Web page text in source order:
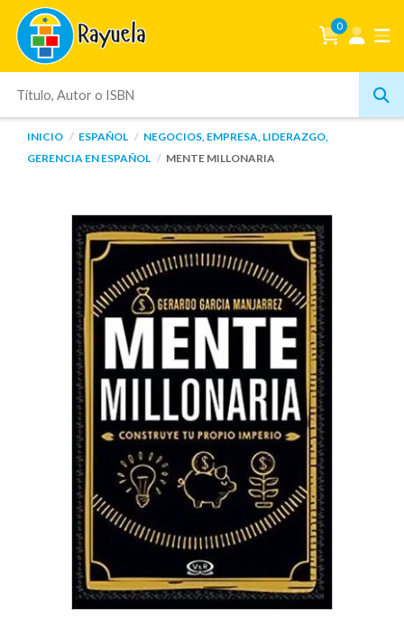
0
INICIO ESPAÑOL
NEGOCIOS, EMPRESA, LIDERAZGO,
GERENCIA EN ESPAÑOL
MENTE MILLONARIA